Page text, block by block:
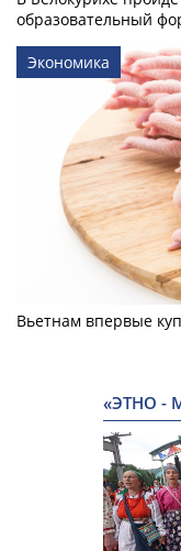
образовательный
Экономика
Вьетнам впервые
«ЭТНО -